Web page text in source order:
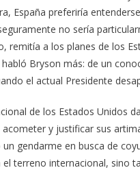
España preferiría
no sería
remitía a los planes de los
Bryson más: de un
el actual Presidente
de los Estados Unidos
y justificar sus
gendarme en busca de
terreno internacional, sino